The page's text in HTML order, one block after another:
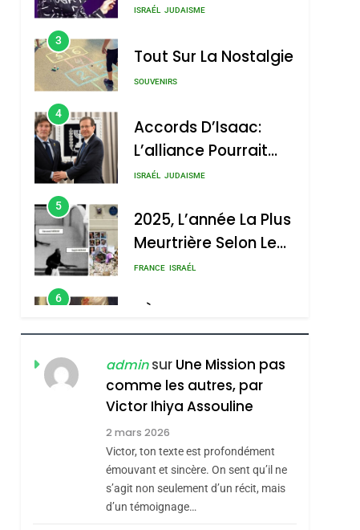
Nouvelle Chanson De
ISRAÉL JUDAISME
3
Tout Sur La Nostalgie
SOUVENIRS
4
Accords D’Isaac:
L’alliance Pourrait
S’étendre À 13 Pays
ISRAÉL JUDAISME
5
2025, L’année La Plus
Meurtrière Selon Le
Rapport D’ADL
FRANCE ISRAÉL
6
FIÈRE, DIGNE ET
RÉSILIENTE :
POURQUOI JE
REVENDIQUE MA
JUDAÏTE Par Thérèse
Zrihen-Dvir
ISRAÉL JUDAISME
CE QUI NOUS
MANQUE – Jacques
Hadida
JUDAISME
Maroc : Les Amandes
De Tafraout, Le Miel
adminsur Une Mission pas
comme les autres, par
Victor Ihiya Assouline
2 mars 2026
Victor, ton texte est profondément
émouvant et sincère. On sent qu’il ne
s’agit non seulement d’un récit, mais
d’un témoignage…